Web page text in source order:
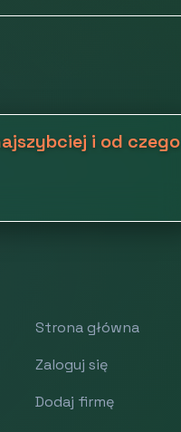
i od czego
Strona główna
Zaloguj się
Dodaj firmę